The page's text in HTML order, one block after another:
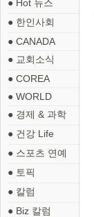
● Hot 뉴스
● 한인사회
● CANADA
● 교회소식
● COREA
● WORLD
● 경제 & 과학
● 건강 Life
● 스포츠 연예
● 토픽
● 칼럼
● Biz 칼럼